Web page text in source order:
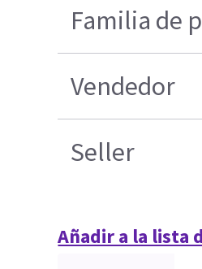
Familia de
Vendedor
Seller
Añadir a la lista